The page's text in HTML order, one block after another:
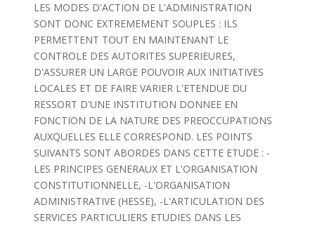
LES MODES D'ACTION DE L'ADMINISTRATION
SONT DONC EXTREMEMENT SOUPLES : ILS
PERMETTENT TOUT EN MAINTENANT LE
CONTROLE DES AUTORITES SUPERIEURES,
D'ASSURER UN LARGE POUVOIR AUX INITIATIVES
LOCALES ET DE FAIRE VARIER L'ETENDUE DU
RESSORT D'UNE INSTITUTION DONNEE EN
FONCTION DE LA NATURE DES PREOCCUPATIONS
AUXQUELLES ELLE CORRESPOND. LES POINTS
SUIVANTS SONT ABORDES DANS CETTE ETUDE : -
LES PRINCIPES GENERAUX ET L'ORGANISATION
CONSTITUTIONNELLE, -L'ORGANISATION
ADMINISTRATIVE (HESSE), -L'ARTICULATION DES
SERVICES PARTICULIERS ETUDIES DANS LES